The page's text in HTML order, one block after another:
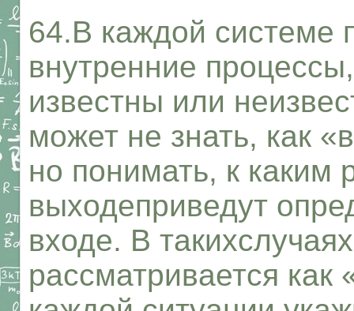
64.В каждой системе
внутренние
известны или
может не знать, как
но понимать, к каким
выходеприведут
входе. В
рассматривается